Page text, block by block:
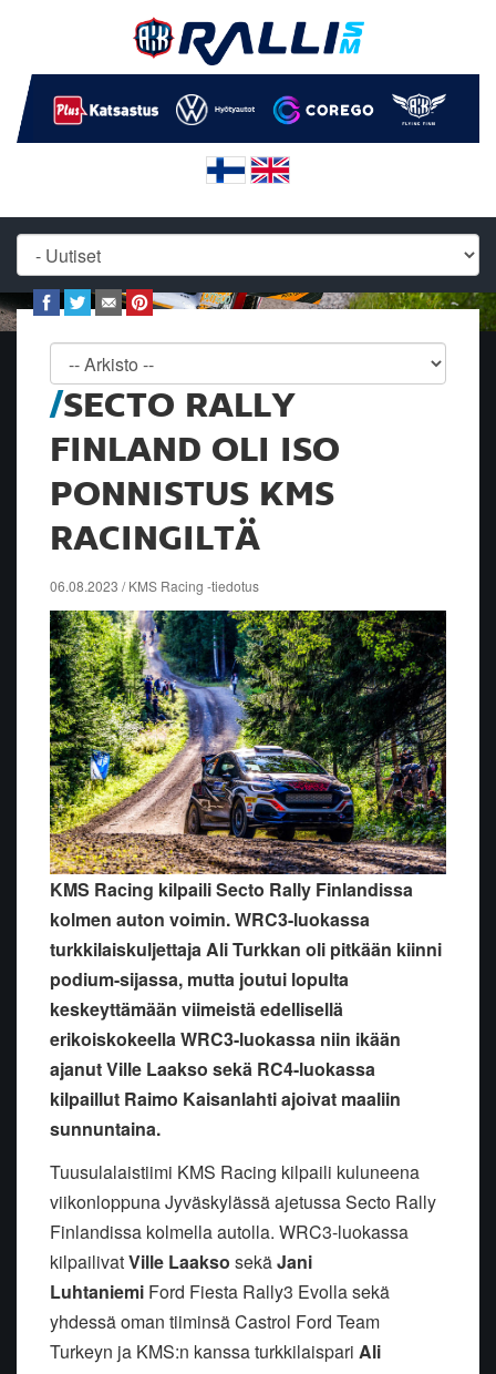
SECTO RALLY
FINLAND OLI ISO
PONNISTUS KMS
RACINGILTÄ
06.08.2023 / KMS Racing -tiedotus
KMS Racing kilpaili Secto Rally Finlandissa
kolmen auton voimin. WRC3-luokassa
turkkilaiskuljettaja Ali Turkkan oli pitkään kiinni
podium-sijassa, mutta joutui lopulta
keskeyttämään viimeistä edellisellä
erikoiskokeella WRC3-luokassa niin ikään
ajanut Ville Laakso sekä RC4-luokassa
kilpaillut Raimo Kaisanlahti ajoivat maaliin
sunnuntaina.
Tuusulalaistiimi KMS Racing kilpaili kuluneena
viikonloppuna Jyväskylässä ajetussa Secto Rally
Finlandissa kolmella autolla. WRC3-luokassa
kilpailivatVille Laakso sekäJani
Luhtaniemi Ford Fiesta Rally3 Evolla sekä
yhdessä oman tiiminsä Castrol Ford Team
Turkeyn ja KMS:n kanssa turkkilaispari Ali